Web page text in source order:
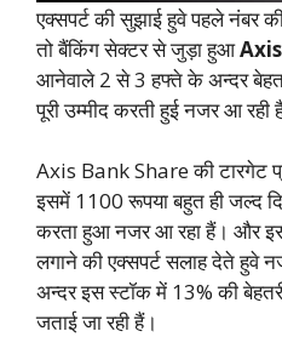
एक्सपर्ट की सुझाई हुवे पहले नंबर
तो बैंकिंग सेक्टर से जुड़ा हुआ
आनेवाले 2 से 3 हफ्ते के अन्दर
पूरी उम्मीद करती हुई नजर आ रही
Axis Bank Share की टारगेट
इसमें 1100 रूपया बहुत ही जल्द
करता हुआ नजर आ रहा हैं। और
लगाने की एक्सपर्ट सलाह देते हुवे
अन्दर इस स्टॉक में 13% की
जताई जा रही हैं।